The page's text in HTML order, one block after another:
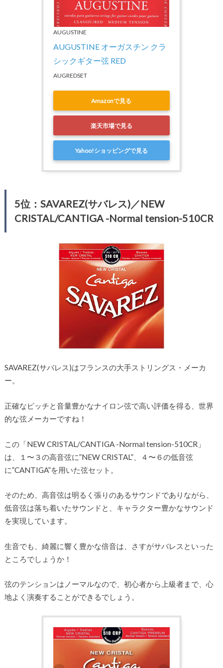
AUGUSTINE
AUGUSTINE オーガスチン クラ
シックギター弦 RED
AUGREDSET
Amazonで見る
楽天市場で見る
Yahoo!ショッピングで見る
5位：SAVAREZ(サバレス)／NEW
CRISTAL/CANTIGA -Normal tension-510CR
SAVAREZ(サバレス)はフランスの大手ストリングス・メーカ
ー。
正確なピッチと音量豊かなナイロン弦で高い評価を得る、世界
的な弦メーカーですね！
この「NEW CRISTAL/CANTIGA -Normal tension-510CR」
は、１〜３の高音弦に”NEW CRISTAL”、４〜６の低音弦
に”CANTIGA”を用いた弦セット。
そのため、高音弦は明るく張りのあるサウンドでありながら、
低音弦は落ち着いたサウンドと、キャラクター豊かなサウンド
を実現しています。
生音でも、綺麗に響く豊かな倍音は、さすがサバレスといった
ところでしょうか！
弦のテンションはノーマルなので、初心者から上級者まで、心
地よく演奏することができるでしょう。